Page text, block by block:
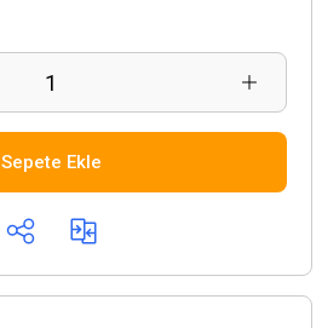
Sepete Ekle